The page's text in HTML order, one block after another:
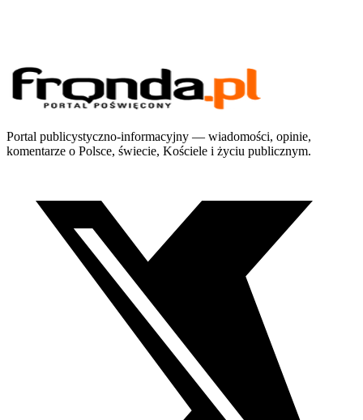
Portal publicystyczno-informacyjny — wiadomości, opinie,
komentarze o Polsce, świecie, Kościele i życiu publicznym.